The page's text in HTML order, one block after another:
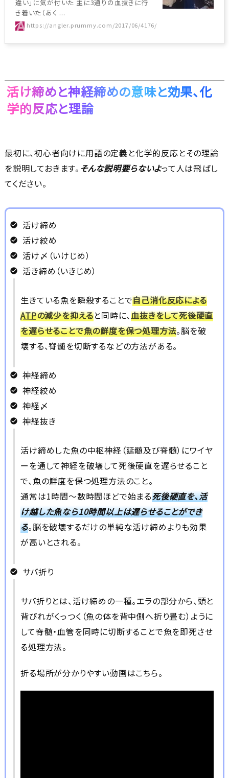
違い」に気が付いた 主に3通りの血抜きに行
き着いた（あく ...
https://angler.prummy.com/2017/06/4176/
活け締めと神経締めの意味と効果、化
学的反応と理論
最初に、初心者向けに用語の定義と化学的反応とその理論
を説明しておきます。 そんな説明要らないよって人は飛ばし
てください。
活け締め
活け絞め
活け〆（いけじめ）
活き締め（いきじめ）
生きている魚を瞬殺することで自己消化反応による
ATPの減少を抑えると同時に、血抜きをして死後硬直
を遅らせることで魚の鮮度を保つ処理方法。脳を破
壊する、脊髄を切断するなどの方法がある。
神経締め
神経絞め
神経〆
神経抜き
活け締めした魚の中枢神経（延髄及び脊髄）にワイヤ
ーを通して神経を破壊して死後硬直を遅らせること
で、魚の鮮度を保つ処理方法のこと。
通常は1時間～数時間ほどで始まる死後硬直を、活
け越した魚なら10時間以上は遅らせることができ
る。脳を破壊するだけの単純な活け締めよりも効果
が高いとされる。
サバ折り
サバ折りとは、活け締めの一種。エラの部分から、頭と
背びれがくっつく（魚の体を背中側へ折り畳む）ように
して脊髄・血管を同時に切断することで魚を即死させ
る処理方法。
折る場所が分かりやすい動画はこちら。